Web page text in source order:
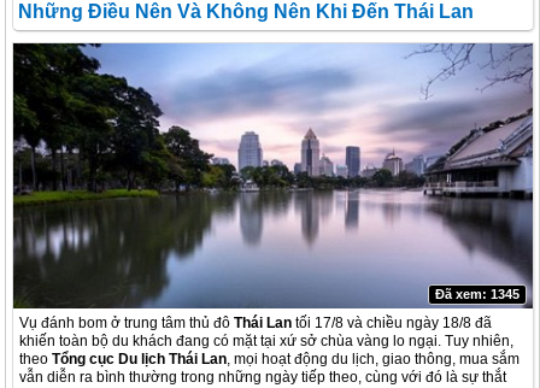
Những Điều Nên Và Không Nên Khi Đến Thái Lan
Vụ đánh bom ở trung tâm thủ đô Thái Lantối 17/8 và chiều ngày 18/8 đã
khiến toàn bộ du khách đang có mặt tại xứ sở chùa vàng lo ngại. Tuy nhiên,
theo Tổng cục Du lịch Thái Lan, mọi hoạt động du lịch, giao thông, mua sắm
vẫn diễn ra bình thường trong những ngày tiếp theo, cùng với đó là sự thắt
Đã xem: 1345